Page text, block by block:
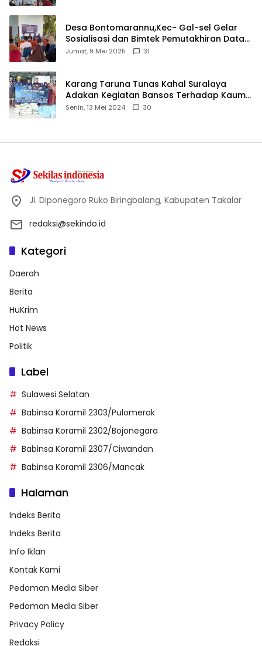
Desa Bontomarannu,Kec- Gal-sel Gelar
Sosialisasi dan Bimtek Pemutakhiran Data
ID
Jumat, 9 Mei 2025 31
Karang Taruna Tunas Kahal Suralaya
Adakan Kegiatan Bansos Terhadap Kaum
Dhuafa dan Anak Yatim-Piatu
Senin, 13 Mei 2024 30
Jl. Diponegoro Ruko Biringbalang, Kabupaten Takalar
redaksi@sekindo.id
Kategori
Daerah
Berita
HuKrim
Hot News
Politik
Label
Sulawesi Selatan
Babinsa Koramil 2303/Pulomerak
Babinsa Koramil 2302/Bojonegara
Babinsa Koramil 2307/Ciwandan
Babinsa Koramil 2306/Mancak
Halaman
Indeks Berita
Indeks Berita
Info Iklan
Kontak Kami
Pedoman Media Siber
Pedoman Media Siber
Privacy Policy
Redaksi